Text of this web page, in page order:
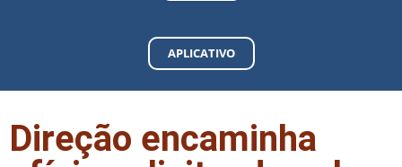
APLICATIVO
Direção encaminha